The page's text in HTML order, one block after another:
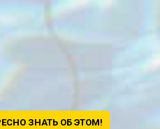
ЗНАТЬ ОБ ЭТОМ!